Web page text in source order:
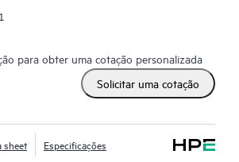
para obter uma cotação personalizada
Solicitar uma cotação
sheet Especificações